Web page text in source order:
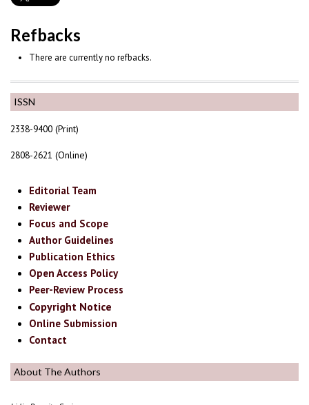
ISSN
2338-9400 (Print)
2808-2621 (Online)
Editorial Team
Reviewer
Focus and Scope
Author Guidelines
Publication Ethics
Open Access Policy
Peer-Review Process
Copyright Notice
Online Submission
Contact
About The Authors
Refbacks
There are currently no refbacks.